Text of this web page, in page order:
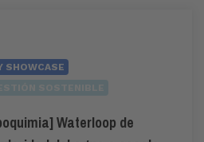
SHOWCASE
Waterloop de